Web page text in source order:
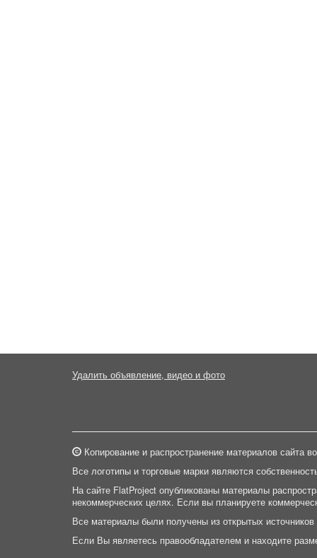
Удалить объявление, видео и фото
Копирование и распространение материалов сайта
Все логотипы и торговые марки являются
На сайте FlatProject опубликованы материалы
некоммерческих целях. Если вы планируете
Все материалы были получены из открытых
Если Вы являетесь правообладателем и находите